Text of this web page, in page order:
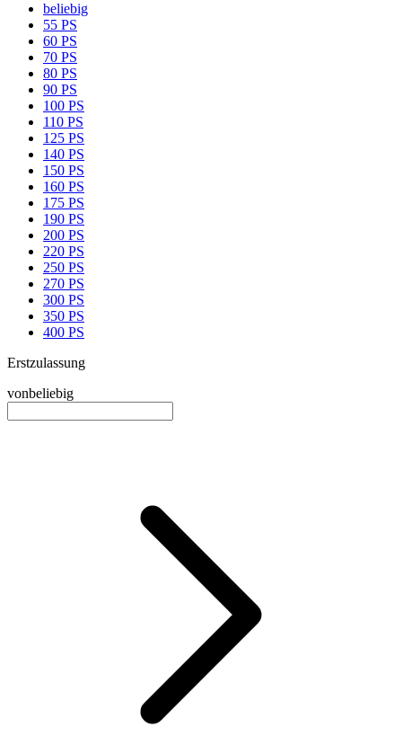
beliebig
55 PS
60 PS
70 PS
80 PS
90 PS
100 PS
110 PS
125 PS
140 PS
150 PS
160 PS
175 PS
190 PS
200 PS
220 PS
250 PS
270 PS
300 PS
350 PS
400 PS
Erstzulassung
vonbeliebig